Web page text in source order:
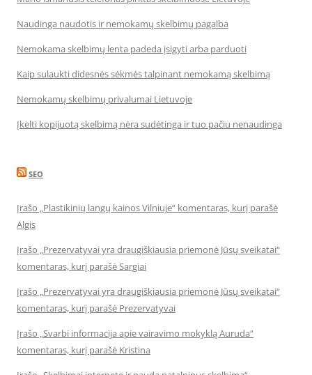
Naudinga naudotis ir nemokamų skelbimų pagalba
Nemokama skelbimų lenta padeda įsigyti arba parduoti
Kaip sulaukti didesnės sėkmės talpinant nemokamą skelbimą
Nemokamų skelbimų privalumai Lietuvoje
Įkelti kopijuotą skelbimą nėra sudėtinga ir tuo pačiu nenaudinga
SEO
Įrašo „Plastikinių langų kainos Vilniuje“ komentaras, kurį parašė
Algis
Įrašo „Prezervatyvai yra draugiškiausia priemonė Jūsų sveikatai“
komentaras, kurį parašė Sargiai
Įrašo „Prezervatyvai yra draugiškiausia priemonė Jūsų sveikatai“
komentaras, kurį parašė Prezervatyvai
Įrašo „Svarbi informacija apie vairavimo mokyklą Auruda“
komentaras, kurį parašė Kristina